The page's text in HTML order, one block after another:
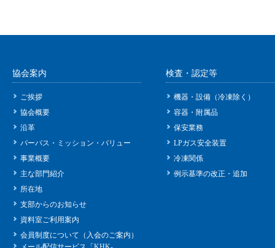
協会案内
ご挨拶
協会概要
沿革
パーパス・ミッション・バリュー
事業概要
主な部門紹介
所在地
支部からのお知らせ
資料室ご利用案内
会員制度について（入会のご案内）
検査・認定等
機器・設備（冷凍除く）
容器・附属品
保安業務
LPガス安全装置
冷凍関係
例示基準の改正・追加